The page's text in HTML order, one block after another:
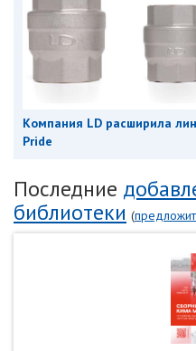
Компания LD расширила
Pride
Последние
библиотеки (